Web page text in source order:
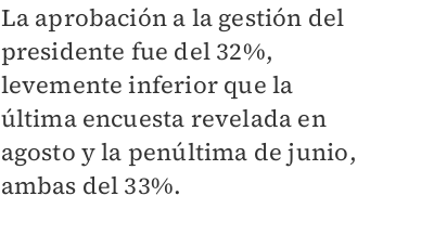
La aprobación a la gestión del
presidente fue del 32%,
levemente inferior que la
última encuesta revelada en
agosto y la penúltima de junio,
ambas del 33%.